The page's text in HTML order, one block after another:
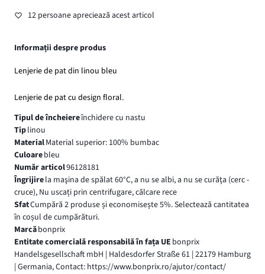
12 persoane apreciează acest articol
Informații despre produs
Lenjerie de pat din linou bleu
Lenjerie de pat cu design floral.
Tipul de încheiereînchidere cu nastu
Tiplinou
MaterialMaterial superior: 100% bumbac
Culoarebleu
Număr articol96128181
Îngrijirela maşina de spălat 60°C, a nu se albi, a nu se curăţa (cerc -
cruce), Nu uscați prin centrifugare, călcare rece
SfatCumpără 2 produse și economisește 5%. Selectează cantitatea
în coșul de cumpărături.
Marcăbonprix
Entitate comercială responsabilă în fața UE bonprix
Handelsgesellschaft mbH | Haldesdorfer Straße 61 | 22179 Hamburg
| Germania, Contact: https://www.bonprix.ro/ajutor/contact/